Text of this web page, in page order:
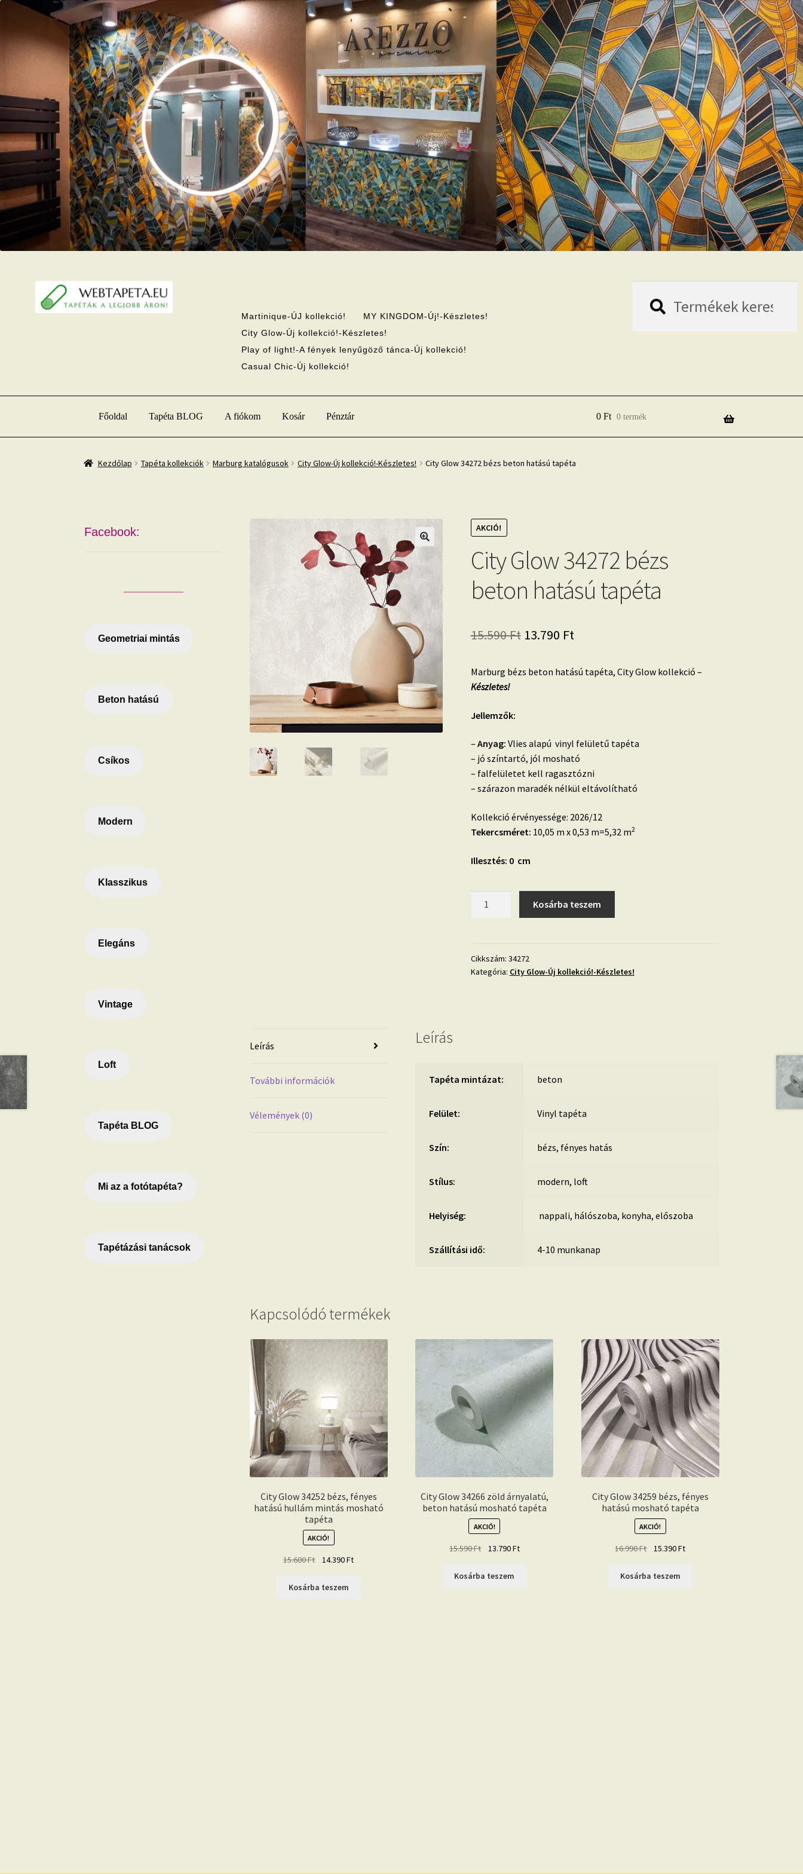
Ugrás
a
navigációhoz
Kilépés
a
tartalomba
Martinique-ÚJ kollekció!
MY KINGDOM-Új!-Készletes!
City Glow-Új kollekció!-Készletes!
Play of light!-A fények lenyűgöző tánca-Új kollekció!
Casual Chic-Új kollekció!
Keresés
következőre:
Főoldal Tapéta BLOG A fiókom Kosár Pénztár 0 Ft 0 termék
Kezdőlap Tapéta kollekciók Marburg katalógusok City Glow-Új kollekció!-Készletes! City Glow 34272 bézs beton hatású tapéta
AKCIÓ!
City Glow 34272 bézs
beton hatású tapéta
15.590Ft Original
was:
13.790 FtCurrent
is:
Marburg bézs beton hatású tapéta, City Glow kollekció –
Készletes!
Jellemzők:
– Anyag: Vlies alapú vinyl felületű tapéta
– jó színtartó, jól mosható
– falfelületet kell ragasztózni
– szárazon maradék nélkül eltávolítható
Kollekció érvényessége: 2026/12
Tekercsméret: 10,05 m x 0,53 m=5,32 m2
Illesztés: 0 cm
beton
hatású
Kosárba teszem
Cikkszám: 34272
Kategória: City Glow-Új kollekció!-Készletes!
Leírás
További információk
Vélemények (0)
Leírás
Tapéta mintázat: beton
Felület: Vinyl tapéta
Szín: bézs, fényes hatás
Stílus: modern, loft
Helyiség: nappali, hálószoba, konyha, előszoba
Szállítási idő: 4-10 munkanap
Kapcsolódó termékek
City Glow 34252 bézs, fényes
hatású hullám mintás mosható
tapéta
AKCIÓ!
15.600Ft
Original
was:
14.390FtCurrent
Kosárba teszem
City Glow 34266 zöld árnyalatú,
beton hatású mosható tapéta
AKCIÓ!
15.590Ft
Original
was:
13.790FtCurrent
Kosárba teszem
City Glow 34259 bézs, fényes
hatású mosható tapéta
AKCIÓ!
16.990Ft
Original
was:
15.390FtCurrent
Kosárba teszem
Facebook:
Geometriai mintás
Beton hatású
Csíkos
Modern
Klasszikus
Elegáns
Vintage
Loft
Tapéta BLOG
Mi az a fotótapéta?
Tapétázási tanácsok
15.590 Ft.
is:
13.790 Ft.